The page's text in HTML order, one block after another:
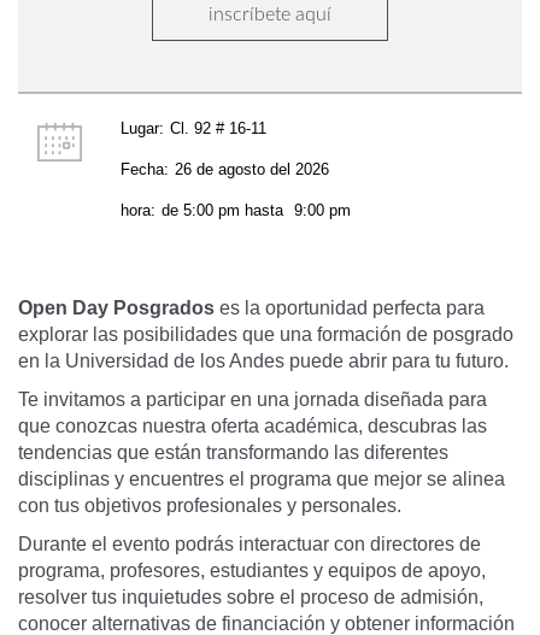
inscríbete aquí
Lugar: Cl. 92 # 16-11
Fecha: 26 de agosto del 2026
hora: de 5:00 pm hasta 9:00 pm
Open Day Posgrados es la oportunidad perfecta para
explorar las posibilidades que una formación de posgrado
en la Universidad de los Andes puede abrir para tu futuro.
Te invitamos a participar en una jornada diseñada para
que conozcas nuestra oferta académica, descubras las
tendencias que están transformando las diferentes
disciplinas y encuentres el programa que mejor se alinea
con tus objetivos profesionales y personales.
Durante el evento podrás interactuar con directores de
programa, profesores, estudiantes y equipos de apoyo,
resolver tus inquietudes sobre el proceso de admisión,
conocer alternativas de financiación y obtener información